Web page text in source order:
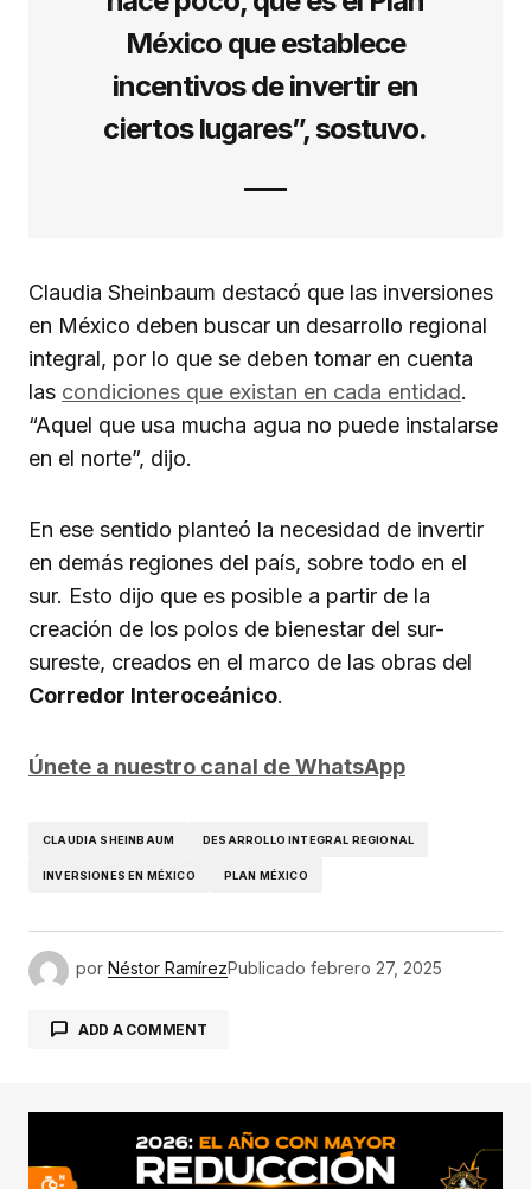
México que establece
incentivos de invertir en
ciertos lugares”, sostuvo.
Claudia Sheinbaum destacó que las inversiones
en México deben buscar un desarrollo regional
integral, por lo que se deben tomar en cuenta
las condiciones que existan en cada entidad.
“Aquel que usa mucha agua no puede instalarse
en el norte”, dijo.
En ese sentido planteó la necesidad de invertir
en demás regiones del país, sobre todo en el
sur. Esto dijo que es posible a partir de la
creación de los polos de bienestar del sur-
sureste, creados en el marco de las obras del
Corredor Interoceánico.
Únete a nuestro canal de WhatsApp
CLAUDIA SHEINBAUM DESARROLLO INTEGRAL REGIONAL
INVERSIONES EN MÉXICO PLAN MÉXICO
por Néstor RamírezPublicado febrero 27, 2025
ADD A COMMENT
conectado